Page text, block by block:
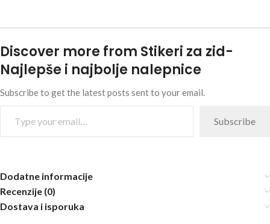
Discover more from Stikeri za zid-
Najlepše i najbolje nalepnice
Subscribe to get the latest posts sent to your email.
Subscribe
Dodatne informacije
Recenzije (0)
Dostava i isporuka